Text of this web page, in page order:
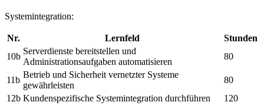
Systemintegration:
Nr. Lernfeld
Stunden
10b
Serverdienste bereitstellen und
Administrationsaufgaben automatisieren
80
11b
Betrieb und Sicherheit vernetzter Systeme
gewährleisten
80
12b Kundenspezifische Systemintegration durchführen 120